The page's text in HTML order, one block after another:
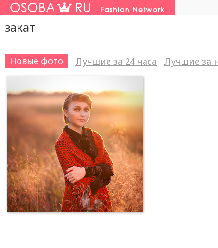
закат
Новые фото Лучшие за 24 часа Лучшие за